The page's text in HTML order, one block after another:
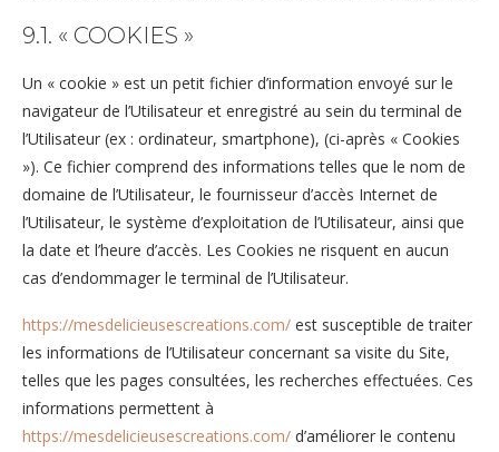
9.1. « COOKIES »
Un « cookie » est un petit fichier d’information envoyé sur le
navigateur de l’Utilisateur et enregistré au sein du terminal de
l’Utilisateur (ex : ordinateur, smartphone), (ci-après « Cookies
»). Ce fichier comprend des informations telles que le nom de
domaine de l’Utilisateur, le fournisseur d’accès Internet de
l’Utilisateur, le système d’exploitation de l’Utilisateur, ainsi que
la date et l’heure d’accès. Les Cookies ne risquent en aucun
cas d’endommager le terminal de l’Utilisateur.
https://mesdelicieusescreations.com/ est susceptible de traiter
les informations de l’Utilisateur concernant sa visite du Site,
telles que les pages consultées, les recherches effectuées. Ces
informations permettent à
https://mesdelicieusescreations.com/ d’améliorer le contenu